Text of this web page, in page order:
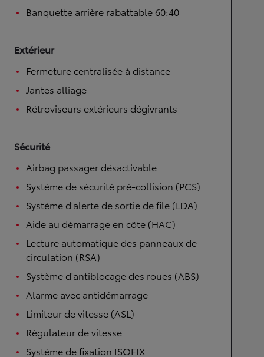
Banquette arrière rabattable 60:40
Extérieur
Fermeture centralisée à distance
Jantes alliage
Rétroviseurs extérieurs dégivrants
Sécurité
Airbag passager désactivable
Système de sécurité pré-collision (PCS)
Système d'alerte de sortie de file (LDA)
Aide au démarrage en côte (HAC)
Lecture automatique des panneaux de
circulation (RSA)
Système d'antiblocage des roues (ABS)
Alarme avec antidémarrage
Limiteur de vitesse (ASL)
Régulateur de vitesse
Système de fixation ISOFIX